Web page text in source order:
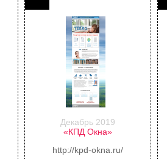
Декабрь 2019
«КПД Окна»
http://kpd-okna.ru/